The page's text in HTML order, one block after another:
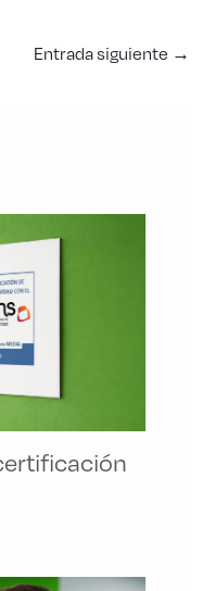
Entrada siguiente →